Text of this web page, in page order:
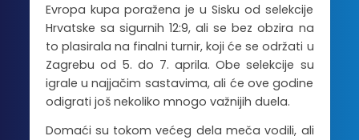
Evropa kupa poražena je u Sisku od selekcije
Hrvatske sa sigurnih 12:9, ali se bez obzira na
to plasirala na finalni turnir, koji će se održati u
Zagrebu od 5. do 7. aprila. Obe selekcije su
igrale u najjačim sastavima, ali će ove godine
odigrati još nekoliko mnogo važnijih duela.
Domaći su tokom većeg dela meča vodili, ali